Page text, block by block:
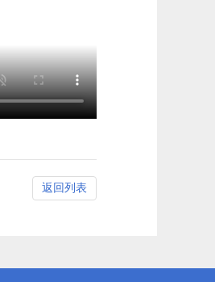
返回列表